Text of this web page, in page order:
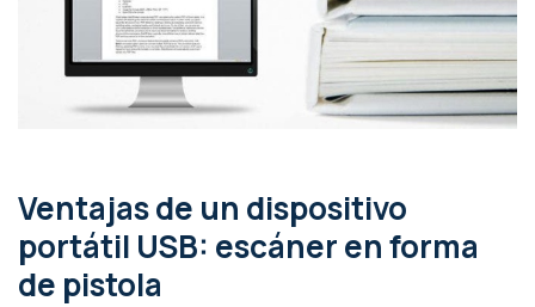
Ventajas de un dispositivo
portátil USB: escáner en forma
de pistola